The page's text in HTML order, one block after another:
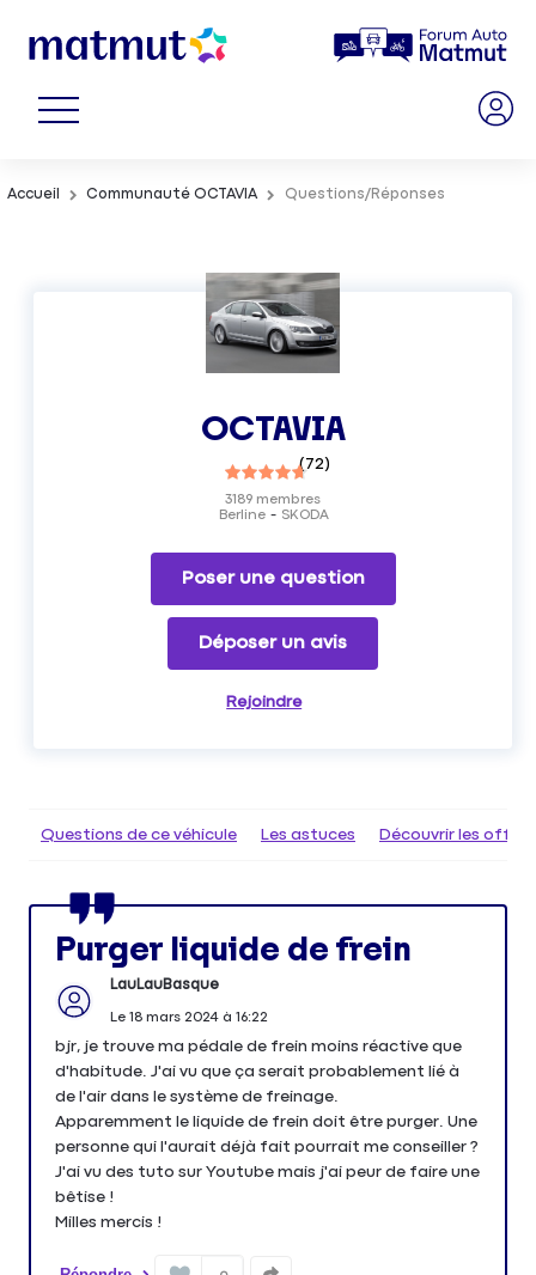
Accueil Communauté OCTAVIA Questions/Réponses
OCTAVIA
(72)
Berline SKODA
3189 membres
Poser une question
Déposer un avis
Rejoindre
Questions de ce véhicule Les astuces Découvrir les
Purger liquide de frein
LauLauBasque
Le 18 mars 2024à 16:22
bjr, je trouve ma pédale de frein moins réactive que
d'habitude. J'ai vu que ça serait probablement lié à
de l'air dans le système de freinage.
Apparemment le liquide de frein doit être purger. Une
personne qui l'aurait déjà fait pourrait me conseiller ?
J'ai vu des tuto sur Youtube mais j'ai peur de faire une
bêtise !
Milles mercis !